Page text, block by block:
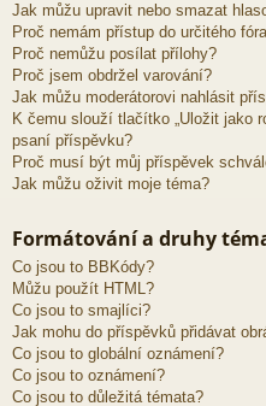
Jak můžu upravit nebo smazat
Proč nemám přístup do určitého
Proč nemůžu posílat přílohy?
Proč jsem obdržel varování?
Jak můžu moderátorovi nahlásit
K čemu slouží tlačítko „Uložit jako
psaní příspěvku?
Proč musí být můj příspěvek
Jak můžu oživit moje téma?
Formátování a druhy
Co jsou to BBKódy?
Můžu použít HTML?
Co jsou to smajlíci?
Jak mohu do příspěvků přidávat
Co jsou to globální oznámení?
Co jsou to oznámení?
Co jsou to důležitá témata?